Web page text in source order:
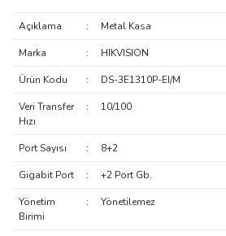
Açıklama : Metal Kasa
Marka : HIKVISION
Ürün Kodu : DS-3E1310P-EI/M
Veri Transfer
Hızı
: 10/100
Port Sayısı : 8+2
Gigabit Port : +2 Port Gb.
Yönetim
Birimi
: Yönetilemez